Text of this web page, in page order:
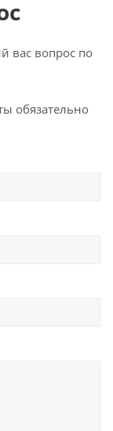
вас вопрос по
обязательно